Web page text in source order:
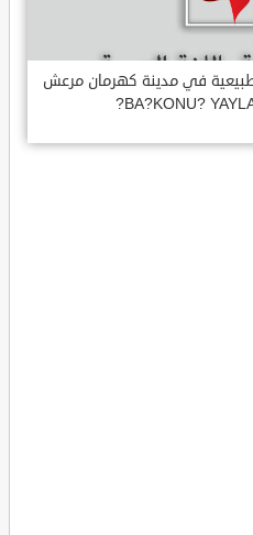
في مدينة كهرمان مرعش